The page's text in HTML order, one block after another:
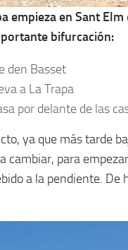
empieza en Sant Elm
bifurcación:
den Basset
a La Trapa
por delante de las
ya que más tarde
cambiar, para
a la pendiente.